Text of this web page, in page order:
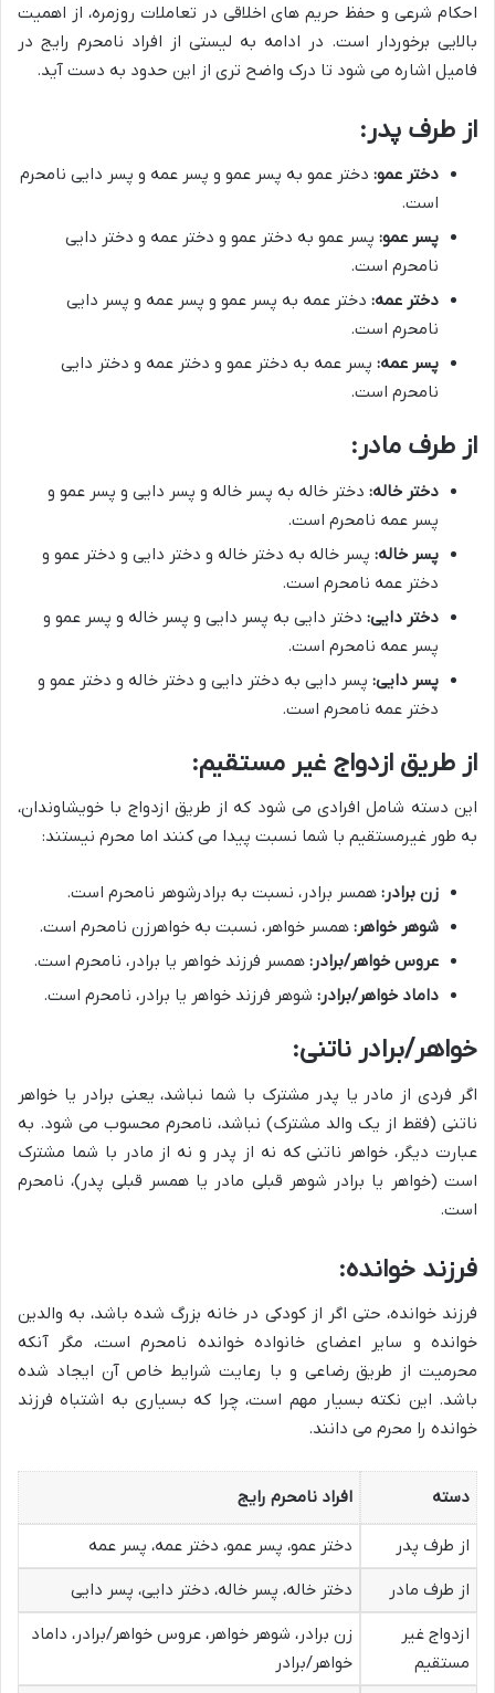
احکام شرعی و حفظ حریم های اخلاقی در تعاملات روزمره، از اهمیت
بالایی برخوردار است. در ادامه به لیستی از افراد نامحرم رایج در
فامیل اشاره می شود تا درک واضح تری از این حدود به دست آید.
از طرف پدر:
دختر عمو: دختر عمو به پسر عمو و پسر عمه و پسر دایی نامحرم
است.
پسر عمو: پسر عمو به دختر عمو و دختر عمه و دختر دایی
نامحرم است.
دختر عمه: دختر عمه به پسر عمو و پسر عمه و پسر دایی
نامحرم است.
پسر عمه: پسر عمه به دختر عمو و دختر عمه و دختر دایی
نامحرم است.
از طرف مادر:
دختر خاله: دختر خاله به پسر خاله و پسر دایی و پسر عمو و
پسر عمه نامحرم است.
پسر خاله: پسر خاله به دختر خاله و دختر دایی و دختر عمو و
دختر عمه نامحرم است.
دختر دایی: دختر دایی به پسر دایی و پسر خاله و پسر عمو و
پسر عمه نامحرم است.
پسر دایی: پسر دایی به دختر دایی و دختر خاله و دختر عمو و
دختر عمه نامحرم است.
از طریق ازدواج غیر مستقیم:
این دسته شامل افرادی می شود که از طریق ازدواج با خویشاوندان،
به طور غیرمستقیم با شما نسبت پیدا می کنند اما محرم نیستند:
زن برادر: همسر برادر، نسبت به برادرشوهر نامحرم است.
شوهر خواهر: همسر خواهر، نسبت به خواهرزن نامحرم است.
عروس خواهر/برادر: همسر فرزند خواهر یا برادر، نامحرم است.
داماد خواهر/برادر: شوهر فرزند خواهر یا برادر، نامحرم است.
خواهر/برادر ناتنی:
اگر فردی از مادر یا پدر مشترک با شما نباشد، یعنی برادر یا خواهر
ناتنی (فقط از یک والد مشترک) نباشد، نامحرم محسوب می شود. به
عبارت دیگر، خواهر ناتنی که نه از پدر و نه از مادر با شما مشترک
است (خواهر یا برادر شوهر قبلی مادر یا همسر قبلی پدر)، نامحرم
است.
فرزند خوانده:
فرزند خوانده، حتی اگر از کودکی در خانه بزرگ شده باشد، به والدین
خوانده و سایر اعضای خانواده خوانده نامحرم است، مگر آنکه
محرمیت از طریق رضاعی و با رعایت شرایط خاص آن ایجاد شده
باشد. این نکته بسیار مهم است، چرا که بسیاری به اشتباه فرزند
خوانده را محرم می دانند.
دسته افراد نامحرم رایج
از طرف پدر
دختر عمو، پسر عمو، دختر عمه، پسر عمه
از طرف مادر
دختر خاله، پسر خاله، دختر دایی، پسر دایی
ازدواج غیر
مستقیم
زن برادر، شوهر خواهر، عروس خواهر/برادر، داماد
خواهر/برادر